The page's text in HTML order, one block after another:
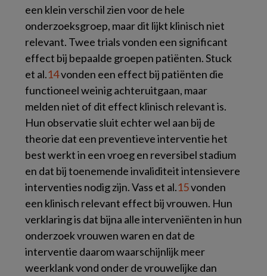
een klein verschil zien voor de hele
onderzoeksgroep, maar dit lijkt klinisch niet
relevant. Twee trials vonden een significant
effect bij bepaalde groepen patiënten. Stuck
et al.14vonden een effect bij patiënten die
functioneel weinig achteruitgaan, maar
melden niet of dit effect klinisch relevant is.
Hun observatie sluit echter wel aan bij de
theorie dat een preventieve interventie het
best werkt in een vroeg en reversibel stadium
en dat bij toenemende invaliditeit intensievere
interventies nodig zijn. Vass et al.15vonden
een klinisch relevant effect bij vrouwen. Hun
verklaring is dat bijna alle interveniënten in hun
onderzoek vrouwen waren en dat de
interventie daarom waarschijnlijk meer
weerklank vond onder de vrouwelijke dan